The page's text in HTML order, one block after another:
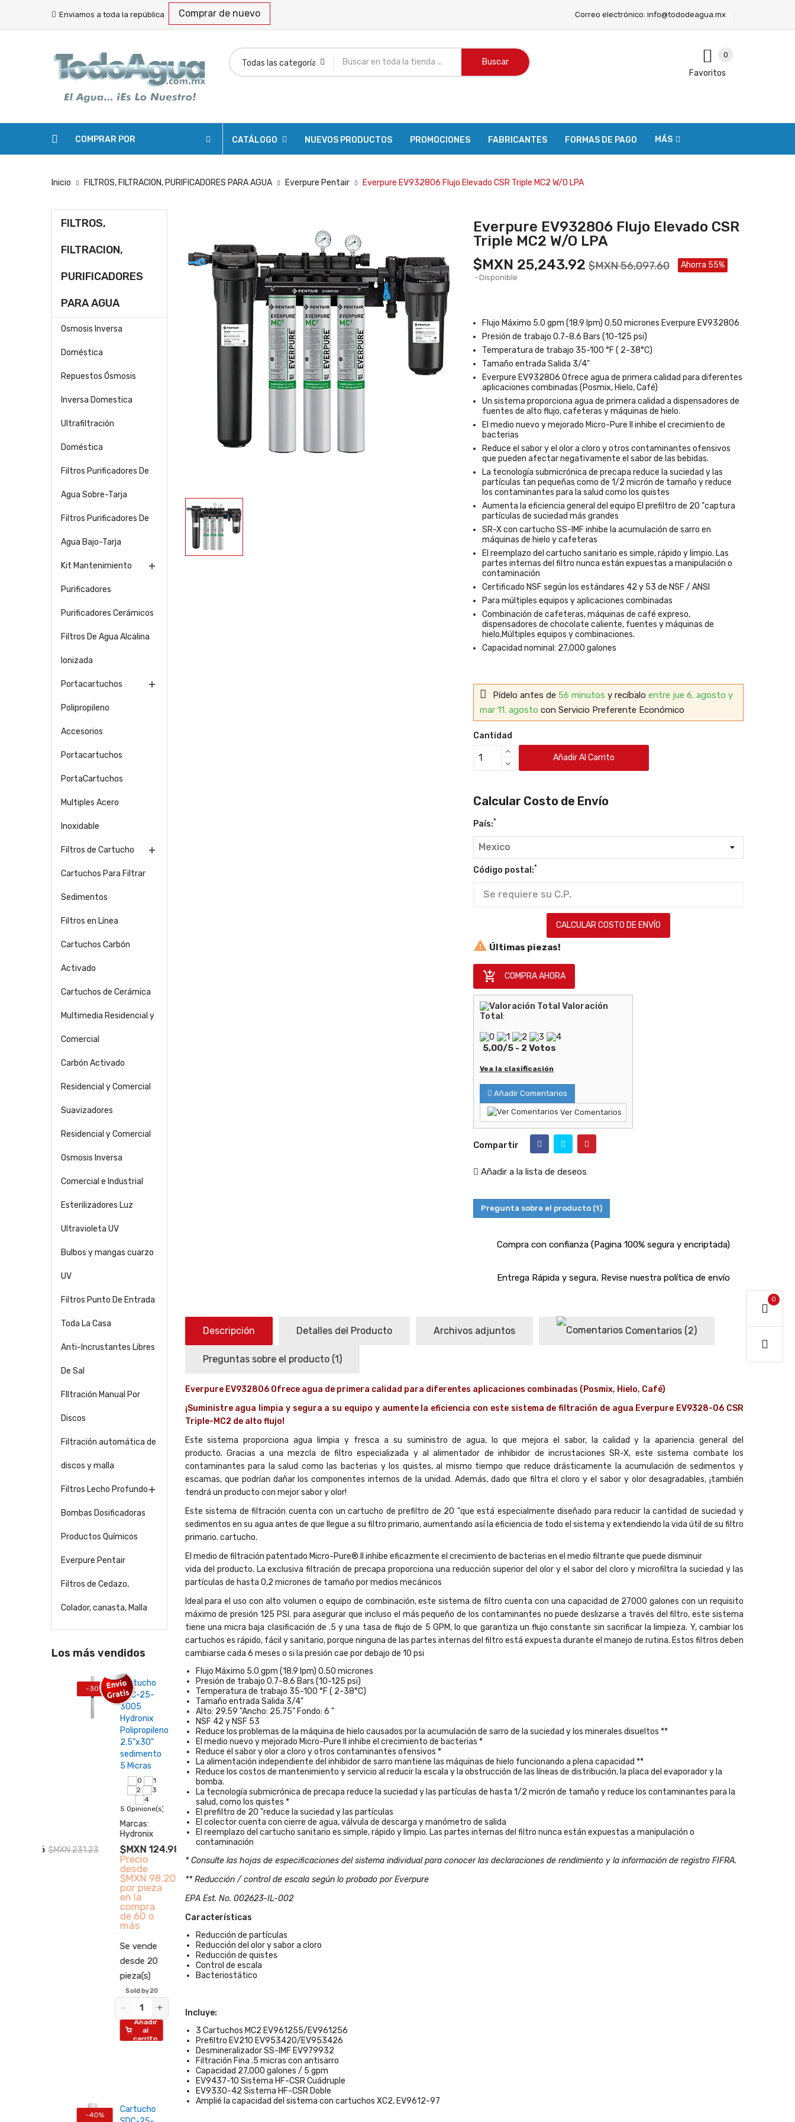
Enviamos a toda la república Comprar de nuevo Correo electrónico: info@tododeagua.mx
Buscar
0
Favoritos
COMPRAR POR CATÁLOGO NUEVOS PRODUCTOS PROMOCIONES FABRICANTES FORMAS DE PAGO MÁS
Inicio FILTROS, FILTRACION, PURIFICADORES PARA AGUA Everpure Pentair Everpure EV932806 Flujo Elevado CSR Triple MC2 W/O LPA
FILTROS,
FILTRACION,
PURIFICADORES
PARA AGUA
Osmosis Inversa
Doméstica
Repuestos Ósmosis
Inversa Domestica
Ultrafiltración
Doméstica
Filtros Purificadores De
Agua Sobre-Tarja
Filtros Purificadores De
Agua Bajo-Tarja
Kit Mantenimiento
Purificadores

Purificadores Cerámicos
Filtros De Agua Alcalina
Ionizada
Portacartuchos
Polipropileno

Accesorios
Portacartuchos
PortaCartuchos
Multiples Acero
Inoxidable
Filtros de Cartucho 
Cartuchos Para Filtrar
Sedimentos
Filtros en Línea
Cartuchos Carbón
Activado
Cartuchos de Cerámica
Multimedia Residencial y
Comercial
Carbón Activado
Residencial y Comercial
Suavizadores
Residencial y Comercial
Osmosis Inversa
Comercial e Industrial
Esterilizadores Luz
Ultravioleta UV
Bulbos y mangas cuarzo
UV
Filtros Punto De Entrada
Toda La Casa
Anti-Incrustantes Libres
De Sal
FIltración Manual Por
Discos
Filtración automática de
discos y malla
Filtros Lecho Profundo
Bombas Dosificadoras
Productos Químicos
Everpure Pentair
Filtros de Cedazo,
Colador, canasta, Malla
Los más vendidos
$MXN 231.23
-30%
Cartucho
SDC-25-
3005
Hydronix
Polipropileno
2.5"x30"
sedimento
5 Micras
5 Opinione(s)
Marcas:
Hydronix
$MXN 124.98 $MXN 178.55
Precio
desde
$MXN 98.20
por pieza
en la
compra
de 60 o
más
Se vende
desde 20
pieza(s)
Sold by 20
Añadir
carrito
-40%
Cartucho
-45%
Suavizador
y Carbón
Activado
ECS-34
ECOSMART
Diseño
Compacto
22 Opinione(s)
Marcas:
EcoSmart
$MXN 14,554.64 $MXN 26,462.99
Se vende
desde 1
carrito
por
Internet
-56%
Inversa
400 GPD
Flujo
Continuo
Aqua Flo®
CRO-
400UX1
Everpure EV932806 Flujo Elevado CSR
Triple MC2 W/O LPA
$MXN 25,243.92 $MXN 56,097.60 Ahorra 55%
Disponible
Flujo Máximo 5.0 gpm (18.9 lpm) 0.50 micrones Everpure EV932806
Presión de trabajo 0.7-8.6 Bars (10-125 psi)
Temperatura de trabajo 35-100 °F ( 2-38°C)
Tamaño entrada Salida 3/4"
Everpure EV932806 Ofrece agua de primera calidad para diferentes
aplicaciones combinadas (Posmix, Hielo, Café)
Un sistema proporciona agua de primera calidad a dispensadores de
fuentes de alto flujo, cafeteras y máquinas de hielo.
El medio nuevo y mejorado Micro-Pure II inhibe el crecimiento de
bacterias
Reduce el sabor y el olor a cloro y otros contaminantes ofensivos
que pueden afectar negativamente el sabor de las bebidas.
La tecnología submicrónica de precapa reduce la suciedad y las
partículas tan pequeñas como de 1/2 micrón de tamaño y reduce
los contaminantes para la salud como los quistes
Aumenta la eficiencia general del equipo El prefiltro de 20 "captura
partículas de suciedad más grandes
SR-X con cartucho SS-IMF inhibe la acumulación de sarro en
máquinas de hielo y cafeteras
El reemplazo del cartucho sanitario es simple, rápido y limpio. Las
partes internas del filtro nunca están expuestas a manipulación o
contaminación
Certificado NSF según los estándares 42 y 53 de NSF / ANSI
Para múltiples equipos y aplicaciones combinadas
Combinación de cafeteras, máquinas de café expreso,
dispensadores de chocolate caliente, fuentes y máquinas de
hielo,Múltiples equipos y combinaciones.
Capacidad nominal: 27,000 galones
Pídelo antes de 56 minutos y recíbalo entre jue 6. agosto y
mar 11. agosto con Servicio Preferente Económico
Cantidad
Añadir Al Carrito
Calcular Costo de Envío
País:*
Código postal:*
CALCULAR COSTO DE ENVÍO
 Últimas piezas!
 COMPRA AHORA
Valoración
Total:
5,00/5- 2 Votos
Vea la clasificación
Añadir Comentarios
Ver Comentarios
Compartir
Añadir a la lista de deseos
Pregunta sobre el producto (1)
Compra con confianza (Pagina 100% segura y encriptada)
Entrega Rápida y segura, Revise nuestra política de envío
Descripción Detalles del Producto Archivos adjuntos Comentarios (2)
Preguntas sobre el producto (1)
Everpure EV932806 Ofrece agua de primera calidad para diferentes aplicaciones combinadas (Posmix, Hielo, Café)
¡Suministre agua limpia y segura a su equipo y aumente la eficiencia con este sistema de filtración de agua Everpure EV9328-06 CSR
Triple-MC2 de alto flujo!
Este sistema proporciona agua limpia y fresca a su suministro de agua, lo que mejora el sabor, la calidad y la apariencia general del
producto. Gracias a una mezcla de filtro especializada y al alimentador de inhibidor de incrustaciones SR-X, este sistema combate los
contaminantes para la salud como las bacterias y los quistes, al mismo tiempo que reduce drásticamente la acumulación de sedimentos y
escamas, que podrían dañar los componentes internos de la unidad. Además, dado que filtra el cloro y el sabor y olor desagradables, ¡también
tendrá un producto con mejor sabor y olor!
Este sistema de filtración cuenta con un cartucho de prefiltro de 20 "que está especialmente diseñado para reducir la cantidad de suciedad y
sedimentos en su agua antes de que llegue a su filtro primario, aumentando así la eficiencia de todo el sistema y extendiendo la vida útil de su filtro
primario. cartucho.
El medio de filtración patentado Micro-Pure® II inhibe eficazmente el crecimiento de bacterias en el medio filtrante que puede disminuir
vida del producto. La exclusiva filtración de precapa proporciona una reducción superior del olor y el sabor del cloro y microfiltra la suciedad y las
partículas de hasta 0,2 micrones de tamaño por medios mecánicos
Ideal para el uso con alto volumen o equipo de combinación, este sistema de filtro cuenta con una capacidad de 27000 galones con un requisito
máximo de presión 125 PSI. para asegurar que incluso el más pequeño de los contaminantes no puede deslizarse a través del filtro, este sistema
tiene una micra baja clasificación de .5 y una tasa de flujo de 5 GPM, lo que garantiza un flujo constante sin sacrificar la limpieza. Y, cambiar los
cartuchos es rápido, fácil y sanitario, porque ninguna de las partes internas del filtro está expuesta durante el manejo de rutina. Estos filtros deben
cambiarse cada 6 meses o si la presión cae por debajo de 10 psi
Flujo Máximo 5.0 gpm (18.9 lpm) 0.50 micrones
Presión de trabajo 0.7-8.6 Bars (10-125 psi)
Temperatura de trabajo 35-100 °F ( 2-38°C)
Tamaño entrada Salida 3/4"
Alto: 29.59 "Ancho: 25.75" Fondo: 6 "
NSF 42 y NSF 53
Reduce los problemas de la máquina de hielo causados ​​por la acumulación de sarro de la suciedad y los minerales disueltos **
El medio nuevo y mejorado Micro-Pure II inhibe el crecimiento de bacterias *
Reduce el sabor y olor a cloro y otros contaminantes ofensivos *
La alimentación independiente del inhibidor de sarro mantiene las máquinas de hielo funcionando a plena capacidad **
Reduce los costos de mantenimiento y servicio al reducir la escala y la obstrucción de las líneas de distribución, la placa del evaporador y la
bomba.
La tecnología submicrónica de precapa reduce la suciedad y las partículas de hasta 1/2 micrón de tamaño y reduce los contaminantes para la
salud, como los quistes *
El prefiltro de 20 "reduce la suciedad y las partículas
El colector cuenta con cierre de agua, válvula de descarga y manómetro de salida
El reemplazo del cartucho sanitario es simple, rápido y limpio. Las partes internas del filtro nunca están expuestas a manipulación o
contaminación
* Consulte las hojas de especificaciones del sistema individual para conocer las declaraciones de rendimiento y la información de registro FIFRA.
** Reducción / control de escala según lo probado por Everpure
EPA Est. No. 002623-IL-002
Características
Reducción de partículas
Reducción del olor y sabor a cloro
Reducción de quistes
Control de escala
Bacteriostático
Incluye:
3 Cartuchos MC2 EV961255/EV961256
Prefiltro EV210 EV953420/EV953426
Desmineralizador SS-IMF EV979932
Filtración Fina .5 micras con antisarro
Capacidad 27,000 galones / 5 gpm
EV9437-10 Sistema HF-CSR Cuádruple
EV9330-42 Sistema HF-CSR Doble
Amplié la capacidad del sistema con cartuchos XC2, EV9612-97
0